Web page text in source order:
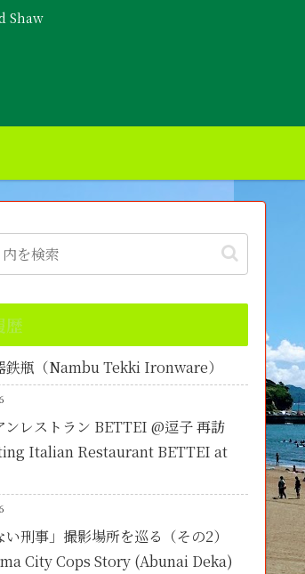
Shaw
歴
鉄瓶（Nambu Tekki Ironware）
ンレストラン BETTEI @逗子 再訪
Italian Restaurant BETTEI at
い刑事」撮影場所を巡る（その2）
City Cops Story (Abunai Deka)